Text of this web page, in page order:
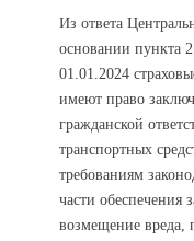
Из ответа
основании пункта
01.01.2024
имеют право
гражданской
транспортных
требованиям
части
возмещение вреда,